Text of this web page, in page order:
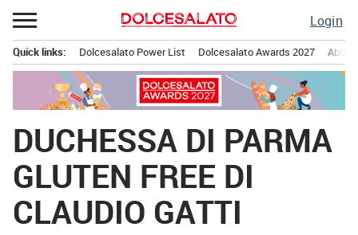
Passa
al
contenuto
Login
principale
Quick links: Dolcesalato Power List Dolcesalato Awards 2027
DUCHESSA DI PARMA
GLUTEN FREE DI
CLAUDIO GATTI